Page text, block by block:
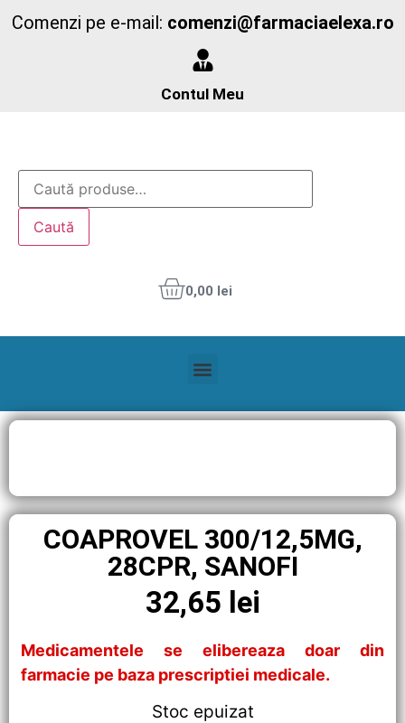
Comenzi pe e-mail: comenzi@farmaciaelexa.ro
Contul Meu
Caută
0,00 lei
COAPROVEL 300/12,5MG,
28CPR, SANOFI
32,65 lei
Medicamentele se elibereaza doar din
farmacie pe baza prescriptiei medicale.
Stoc epuizat